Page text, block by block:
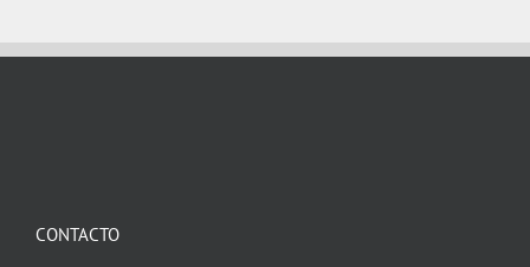
CONTACTO